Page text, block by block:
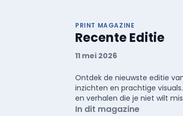
PRINT MAGAZINE
Recente Editie
11 mei 2026
Ontdek de nieuwste editie
inzichten en prachtige
en verhalen die je niet wilt
In dit magazine